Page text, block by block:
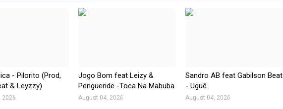
- Pilorito (Prod,
& Leyzzy)
2026
Jogo Bom feat Leizy &
Penguende -Toca Na Mabuba
August 04, 2026
Sandro AB feat Gabilson Beat
- Uguê
August 04, 2026